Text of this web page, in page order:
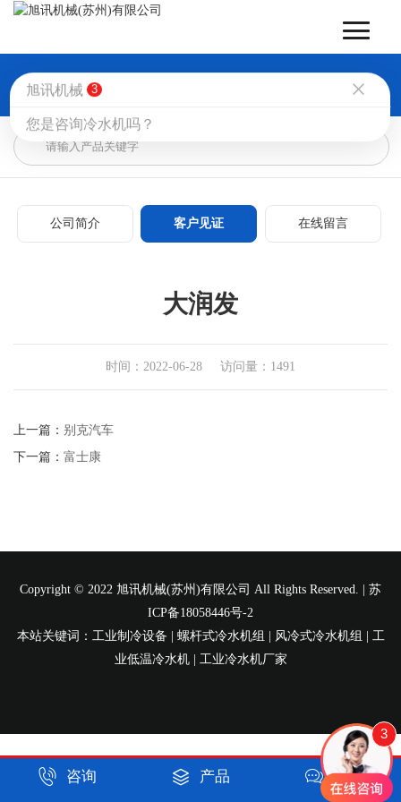
您的当前位置：
公司简介 客户见证 在线留言
大润发
时间：2022-06-28 访问量：1491
上一篇： 别克汽车
下一篇： 富士康
Copyright © 2022 旭讯机械(苏州)有限公司 All Rights Reserved. | 苏
ICP备18058446号-2
本站关键词：工业制冷设备 | 螺杆式冷水机组 | 风冷式冷水机组 | 工
业低温冷水机 | 工业冷水机厂家
 咨询  产品  短信
3
旭讯机械 3